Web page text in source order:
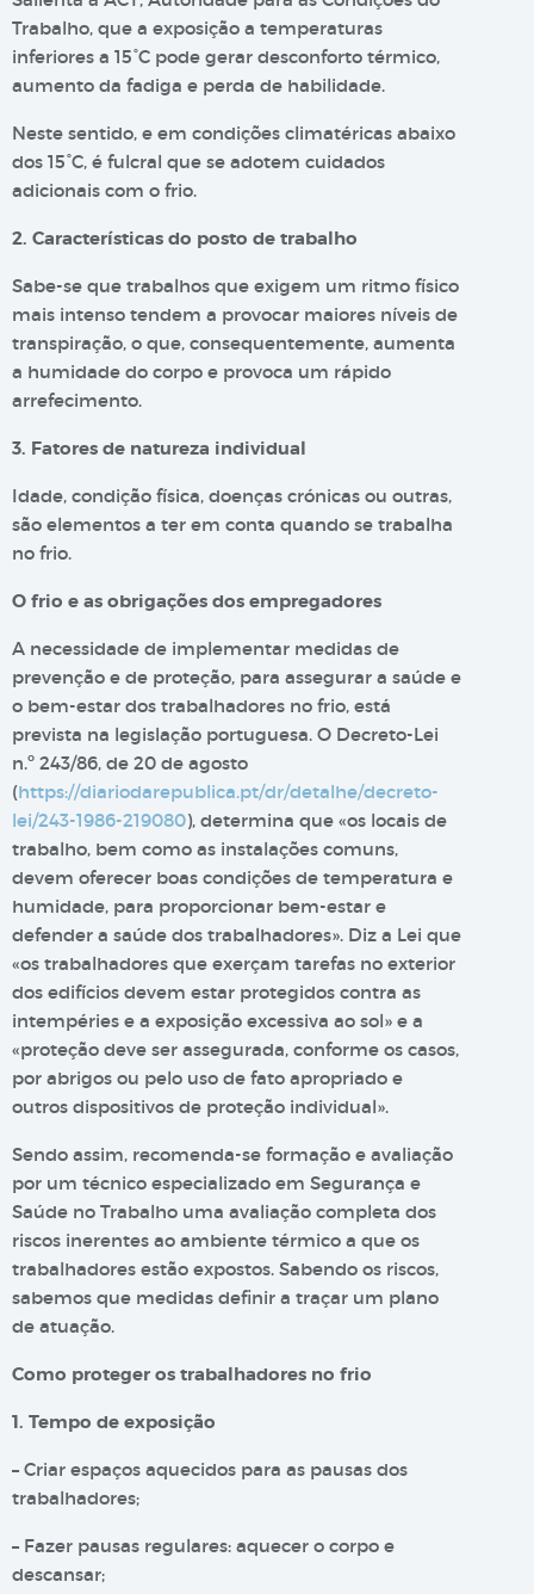
Trabalho, que a exposição a temperaturas
inferiores a 15°C pode gerar desconforto térmico,
aumento da fadiga e perda de habilidade.
Neste sentido, e em condições climatéricas abaixo
dos 15°C, é fulcral que se adotem cuidados
adicionais com o frio.
2. Características do posto de trabalho
Sabe-se que trabalhos que exigem um ritmo físico
mais intenso tendem a provocar maiores níveis de
transpiração, o que, consequentemente, aumenta
a humidade do corpo e provoca um rápido
arrefecimento.
3. Fatores de natureza individual
Idade, condição física, doenças crónicas ou outras,
são elementos a ter em conta quando se trabalha
no frio.
O frio e as obrigações dos empregadores
A necessidade de implementar medidas de
prevenção e de proteção, para assegurar a saúde e
o bem-estar dos trabalhadores no frio, está
prevista na legislação portuguesa. O Decreto-Lei
n.º 243/86, de 20 de agosto
(https://diariodarepublica.pt/dr/detalhe/decreto-
lei/243-1986-219080), determina que «os locais de
trabalho, bem como as instalações comuns,
devem oferecer boas condições de temperatura e
humidade, para proporcionar bem-estar e
defender a saúde dos trabalhadores». Diz a Lei que
«os trabalhadores que exerçam tarefas no exterior
dos edifícios devem estar protegidos contra as
intempéries e a exposição excessiva ao sol» e a
«proteção deve ser assegurada, conforme os casos,
por abrigos ou pelo uso de fato apropriado e
outros dispositivos de proteção individual».
Sendo assim, recomenda-se formação e avaliação
por um técnico especializado em Segurança e
Saúde no Trabalho uma avaliação completa dos
riscos inerentes ao ambiente térmico a que os
trabalhadores estão expostos. Sabendo os riscos,
sabemos que medidas definir a traçar um plano
de atuação.
Como proteger os trabalhadores no frio
1. Tempo de exposição
– Criar espaços aquecidos para as pausas dos
trabalhadores;
– Fazer pausas regulares: aquecer o corpo e
descansar;